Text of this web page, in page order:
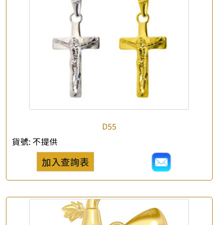
你的名字
公司名稱
e-mail
聯絡電話
查詢以下產品
D55
貨號: 不提供
加入查詢表